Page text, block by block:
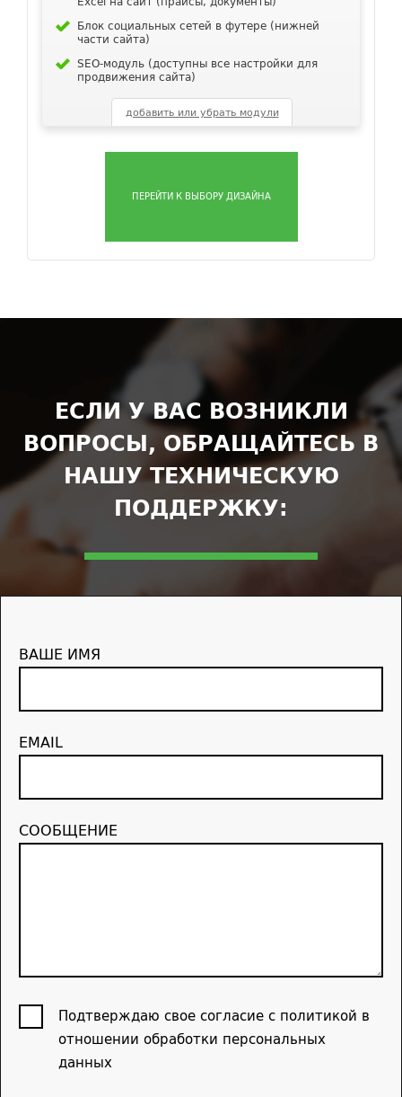
Блок социальных сетей в футере (нижней
части сайта)
SEO-модуль (доступны все настройки для
продвижения сайта)
добавить или убрать модули
ПЕРЕЙТИ К ВЫБОРУ ДИЗАЙНА
ЕСЛИ У ВАС ВОЗНИКЛИ
ВОПРОСЫ, ОБРАЩАЙТЕСЬ В
НАШУ ТЕХНИЧЕСКУЮ
ПОДДЕРЖКУ:
ВАШЕ ИМЯ
EMAIL
СООБЩЕНИЕ
Подтверждаю свое согласие с политикой в
отношении обработки персональных
данных